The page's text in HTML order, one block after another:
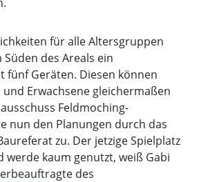
für alle Altersgruppen
des Areals ein
fünf Geräten. Diesen können
und Erwachsene gleichermaßen
Feldmoching-
nun den Planungen durch das
zu. Der jetzige Spielplatz
werde kaum genutzt, weiß Gabi
des